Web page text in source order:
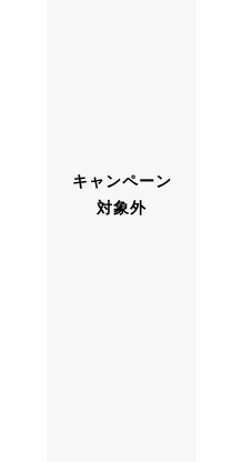
キャンペーン
対象外